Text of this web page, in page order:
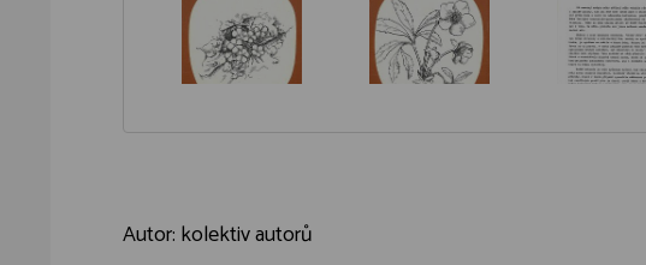
Autor: kolektiv autorů